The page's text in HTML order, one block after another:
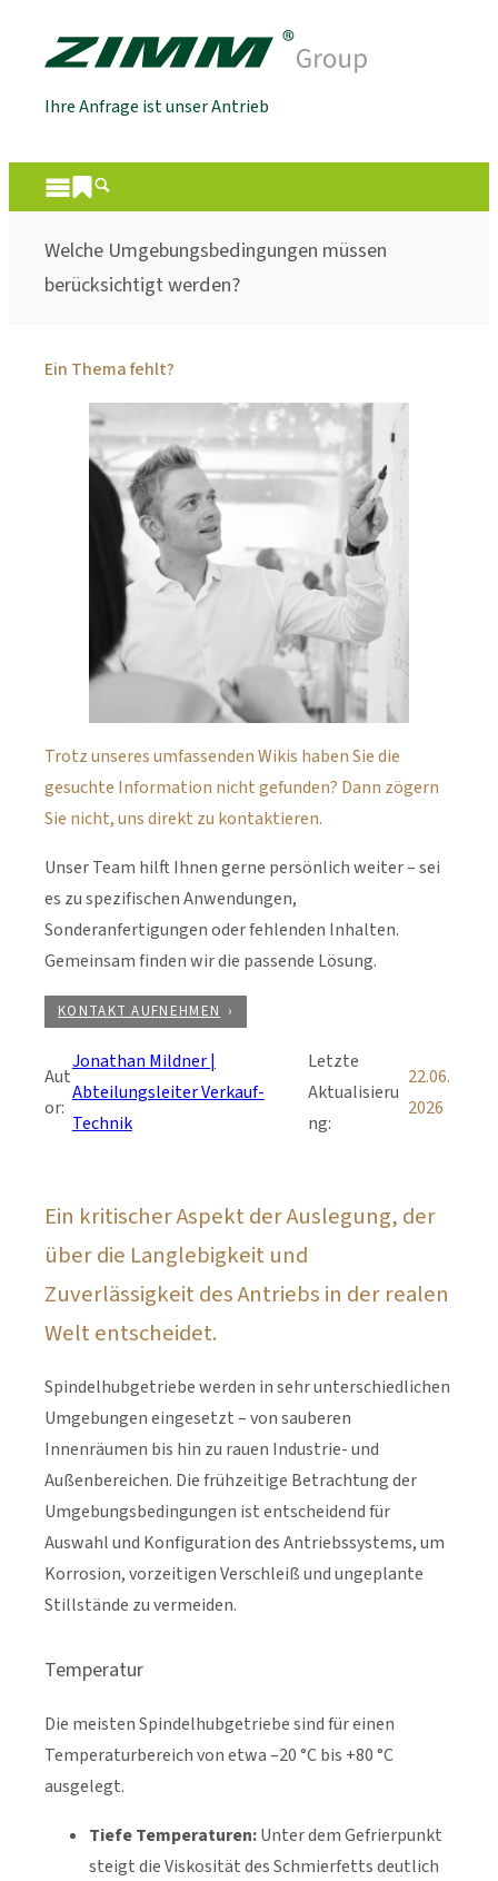
Ihre Anfrage ist unser Antrieb
Welche Umgebungsbedingungen müssen
berücksichtigt werden?
Ein Thema fehlt?
Trotz unseres umfassenden Wikis haben Sie die
gesuchte Information nicht gefunden? Dann zögern
Sie nicht, uns direkt zu kontaktieren.
Unser Team hilft Ihnen gerne persönlich weiter – sei
es zu spezifischen Anwendungen,
Sonderanfertigungen oder fehlenden Inhalten.
Gemeinsam finden wir die passende Lösung.
KONTAKT AUFNEHMEN
Aut
or:
Jonathan Mildner |
Abteilungsleiter Verkauf-
Technik
Letzte
Aktualisieru
ng:
22.06.
2026
Ein kritischer Aspekt der Auslegung, der
über die Langlebigkeit und
Zuverlässigkeit des Antriebs in der realen
Welt entscheidet.
Spindelhubgetriebe werden in sehr unterschiedlichen
Umgebungen eingesetzt – von sauberen
Innenräumen bis hin zu rauen Industrie- und
Außenbereichen. Die frühzeitige Betrachtung der
Umgebungsbedingungen ist entscheidend für
Auswahl und Konfiguration des Antriebssystems, um
Korrosion, vorzeitigen Verschleiß und ungeplante
Stillstände zu vermeiden.
Temperatur
Die meisten Spindelhubgetriebe sind für einen
Temperaturbereich von etwa –20 °C bis +80 °C
ausgelegt.
Tiefe Temperaturen:Unter dem Gefrierpunkt
steigt die Viskosität des Schmierfetts deutlich